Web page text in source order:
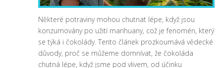
Některé potraviny mohou chutnat lépe, když jsou
konzumovány po užití marihuany, což je fenomén, který
se týká i čokolády. Tento článek prozkoumává vědecké
důvody, proč se můžeme domnívat, že čokoláda
chutná lépe, když jsme pod vlivem, od účinku